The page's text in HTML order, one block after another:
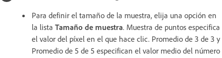
Para definir el tamaño de la muestra, elija una opción en
la lista Tamaño de muestra. Muestra de puntos especifica
el valor del píxel en el que hace clic. Promedio de 3 de 3 y
Promedio de 5 de 5 especifican el valor medio del número